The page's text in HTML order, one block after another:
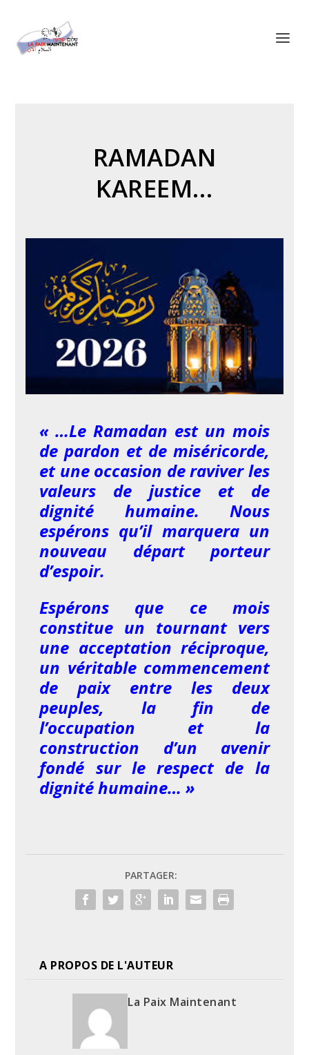
RAMADAN
KAREEM…
« …Le Ramadan est un mois
de pardon et de miséricorde,
et une occasion de raviver les
valeurs de justice et de
dignité humaine. Nous
espérons qu’il marquera un
nouveau départ porteur
d’espoir.
Espérons que ce mois
constitue un tournant vers
une acceptation réciproque,
un véritable commencement
de paix entre les deux
peuples, la fin de
l’occupation et la
construction d’un avenir
fondé sur le respect de la
dignité humaine… »
PARTAGER:
A PROPOS DE L'AUTEUR
La Paix Maintenant